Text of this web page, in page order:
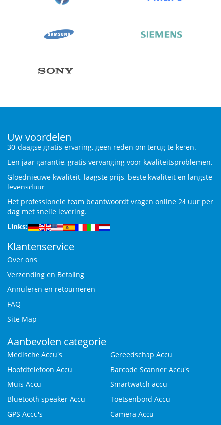
Uw voordelen
30-daagse gratis ervaring, geen reden om terug te keren.
Een jaar garantie, gratis vervanging voor kwaliteitsproblemen.
Gloednieuwe kwaliteit, laagste prijs, beste kwaliteit en langste
levensduur.
Het professionele team beantwoordt vragen online 24 uur per
dag met snelle levering.
Links:
Klantenservice
Over ons
Verzending en Betaling
Annuleren en retourneren
FAQ
Site Map
Aanbevolen categorie
Medische Accu's
Gereedschap Accu
Hoofdtelefoon Accu
Barcode Scanner Accu's
Muis Accu
Smartwatch accu
Bluetooth speaker Accu
Toetsenbord Accu
GPS Accu's
Camera Accu